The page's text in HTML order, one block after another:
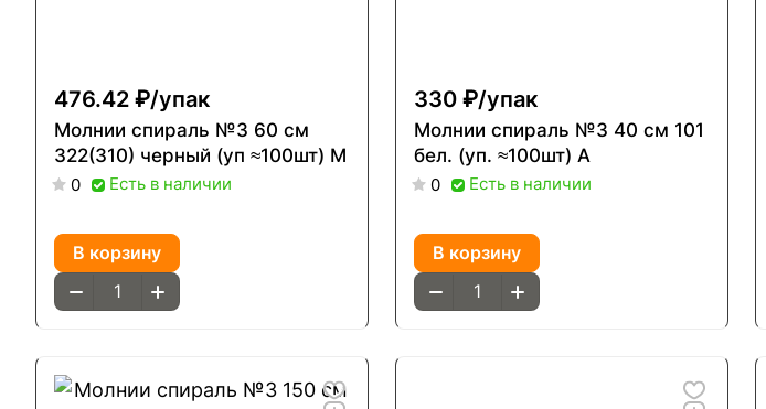
476.42 ₽/упак
Молнии спираль №3 60 см
322(310) черный (уп ≈100шт) М
0 Есть в наличии
В корзину
330 ₽/упак
Молнии спираль №3 40 см 101
бел. (уп. ≈100шт) А
0 Есть в наличии
В корзину